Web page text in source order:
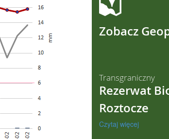
Zobacz
Czytaj więcej
Transgraniczny
Rezerwat
Roztocze
Czytaj więcej